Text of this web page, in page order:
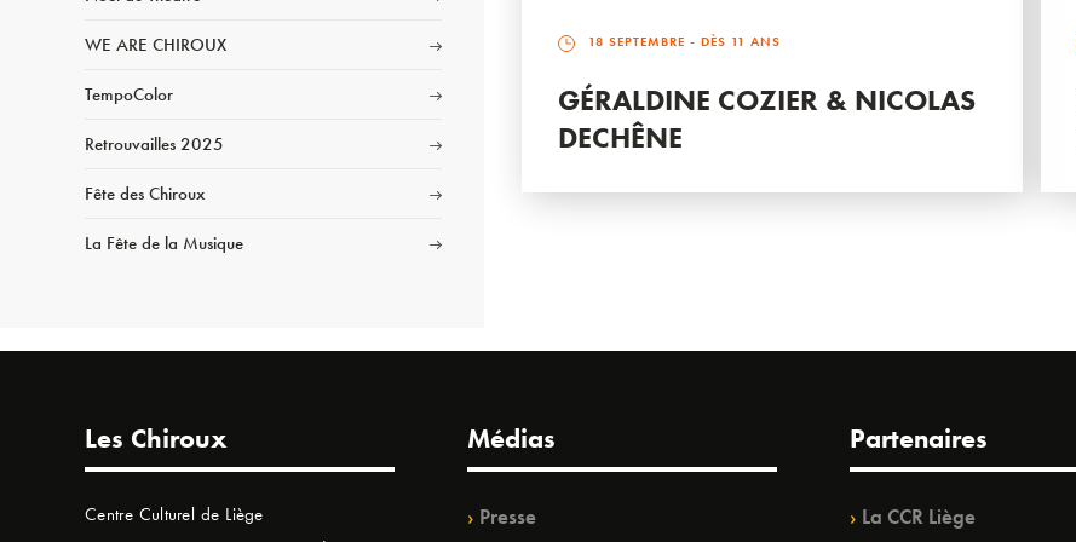
WE ARE CHIROUX
TempoColor
Retrouvailles 2025
Fête des Chiroux
La Fête de la Musique
18 SEPTEMBRE - DÈS 11 ANS
GÉRALDINE COZIER & NICOLAS
DECHÊNE
Les Chiroux
Centre Culturel de Liège
Médias
Presse
Partenaires
La CCR Liège